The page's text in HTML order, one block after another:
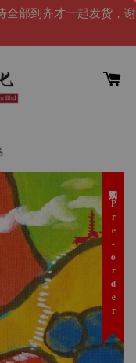
全部到齐才一起发货，谢
预购 Pre-order